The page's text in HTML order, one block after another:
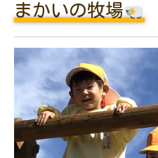
まかいの牧場